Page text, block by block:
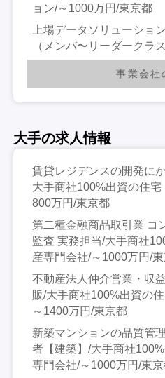
ョン/～1000万円/東京都
上場データソリューショ
（メンバ〜リーダークラ
事業会社
大手の求人情報
賃貸レジデンスの開発に
大手商社100%出資の住宅
800万円/東京都
第二種金融商品取引業 コ
監査 実務担当/大手商社
産専門会社/～1000万円/
不動産法人仲介営業・収
販/大手商社100%出資の
～1400万円/東京都
新築マンションの品質管
者【建築】/大手商社
専門会社/～1000万円/東